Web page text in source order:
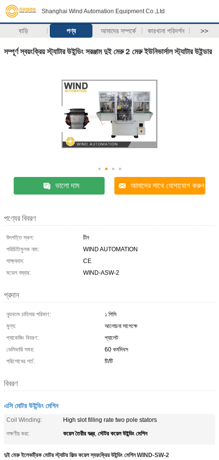
Shanghai Wind Automation Equipment Co.,Ltd
বাড়ি পণ্য আমাদের সম্পর্কে কারখানা পরিদর্শন >>
সম্পূর্ণ স্বয়ংক্রিয় স্ট্যাটার উইন্ডিং সরঞ্জাম দুই মেরু 2 মেরু ইউনিভার্সাল স্ট্যাটার উইন্ডার
ভালো দাম আমাদের সাথে যোগাযোগ করুন
পণ্যের বিবরণ
উৎপত্তি স্থল:
চীন
পরিচিতিমুলক নাম:
WIND AUTOMATION
সাক্ষ্যদান:
CE
মডেল নম্বার:
WIND-ASW-2
প্রদান
ন্যূনতম চাহিদার পরিমাণ:
১ পিসি
মূল্য:
আলোচনা সাপেক্ষে
প্যাকেজিং বিবরণ:
প্যালেট
ডেলিভারি সময়:
60 কর্মদিবস
পরিশোধের শর্ত:
টি/টি
বিবরণ
এসি মোটর উইন্ডিং মেশিন
Coil Winding:
High slot filling rate two pole stators
লক্ষণীয় করা:
কয়েল তৈরীর যন্ত্র, স্টেটর কয়েল উইন্ডিং মেশিন
দুই মেরু ইলেকট্রিক মোটর স্ট্যাটর ফিল্ড কয়েল স্বয়ংক্রিয় উইন্ডিং মেশিন WIND-SW-2